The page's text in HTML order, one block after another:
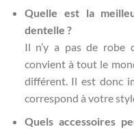
Quelle est la
dentelle ?
Il n’y a pas de robe
convient à tout le
différent. Il est donc
correspond à votre
Quels accessoires